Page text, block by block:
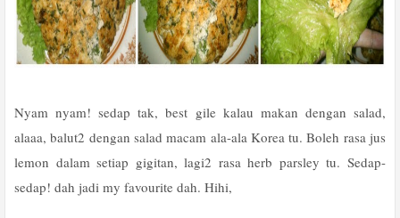
Nyam nyam! sedap tak, best gile kalau makan dengan salad,
alaaa, balut2 dengan salad macam ala-ala Korea tu. Boleh rasa jus
lemon dalam setiap gigitan, lagi2 rasa herb parsley tu. Sedap-
sedap! dah jadi my favourite dah. Hihi,